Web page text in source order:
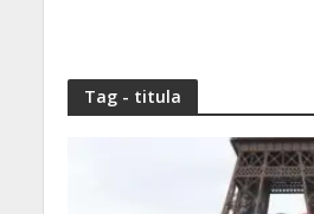
Tag - titula